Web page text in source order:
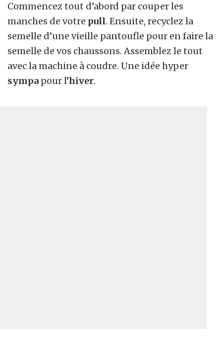
Commencez tout d’abord par couper les
manches de votre pull. Ensuite, recyclez la
semelle d’une vieille pantoufle pour en faire la
semelle de vos chaussons. Assemblez le tout
avec la machine à coudre. Une idée hyper
sympa pour l’hiver.